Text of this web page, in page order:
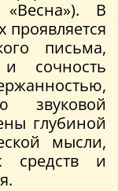
В
письма,
и сочность
звуковой
глубиной
мысли,
средств и